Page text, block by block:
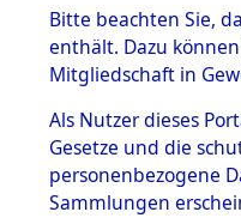
BESTÄNDE
1.
mente
5. Verschiedenes
5.3
Todesmärsche
Bitte beachten Sie,
enthält. Dazu
Mitgliedschaft in
Als Nutzer dieses
Gesetze und die
personenbezogene
Sammlungen